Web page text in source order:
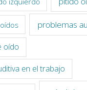
problemas
oído
en el trabajo